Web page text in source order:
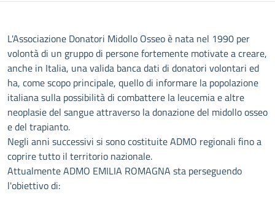
Descrizione
L'Associazione Donatori Midollo Osseo è nata nel 1990 per
volontà di un gruppo di persone fortemente motivate a creare,
anche in Italia, una valida banca dati di donatori volontari ed
ha, come scopo principale, quello di informare la popolazione
italiana sulla possibilità di combattere la leucemia e altre
neoplasie del sangue attraverso la donazione del midollo osseo
e del trapianto.
Negli anni successivi si sono costituite ADMO regionali fino a
coprire tutto il territorio nazionale.
Attualmente ADMO EMILIA ROMAGNA sta perseguendo
l'obiettivo di: